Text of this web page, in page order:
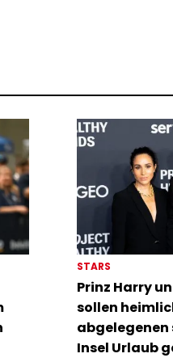
STARS
Prinz Harry
sollen
Insel Urlaub